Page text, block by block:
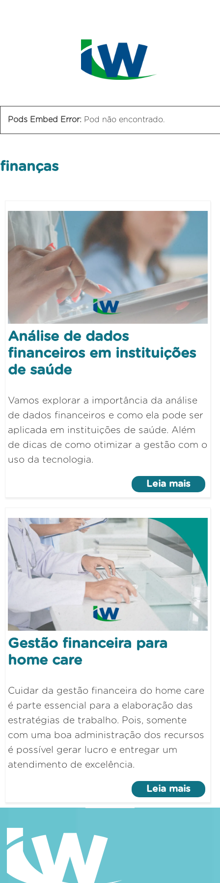
Pods Embed Error: Pod não encontrado.
finanças
Análise de dados
financeiros em instituições
de saúde
Vamos explorar a importância da análise
de dados financeiros e como ela pode ser
aplicada em instituições de saúde. Além
de dicas de como otimizar a gestão com o
uso da tecnologia.
Leia mais
Gestão financeira para
home care
Cuidar da gestão financeira do home care
é parte essencial para a elaboração das
estratégias de trabalho. Pois, somente
com uma boa administração dos recursos
é possível gerar lucro e entregar um
atendimento de excelência.
Leia mais